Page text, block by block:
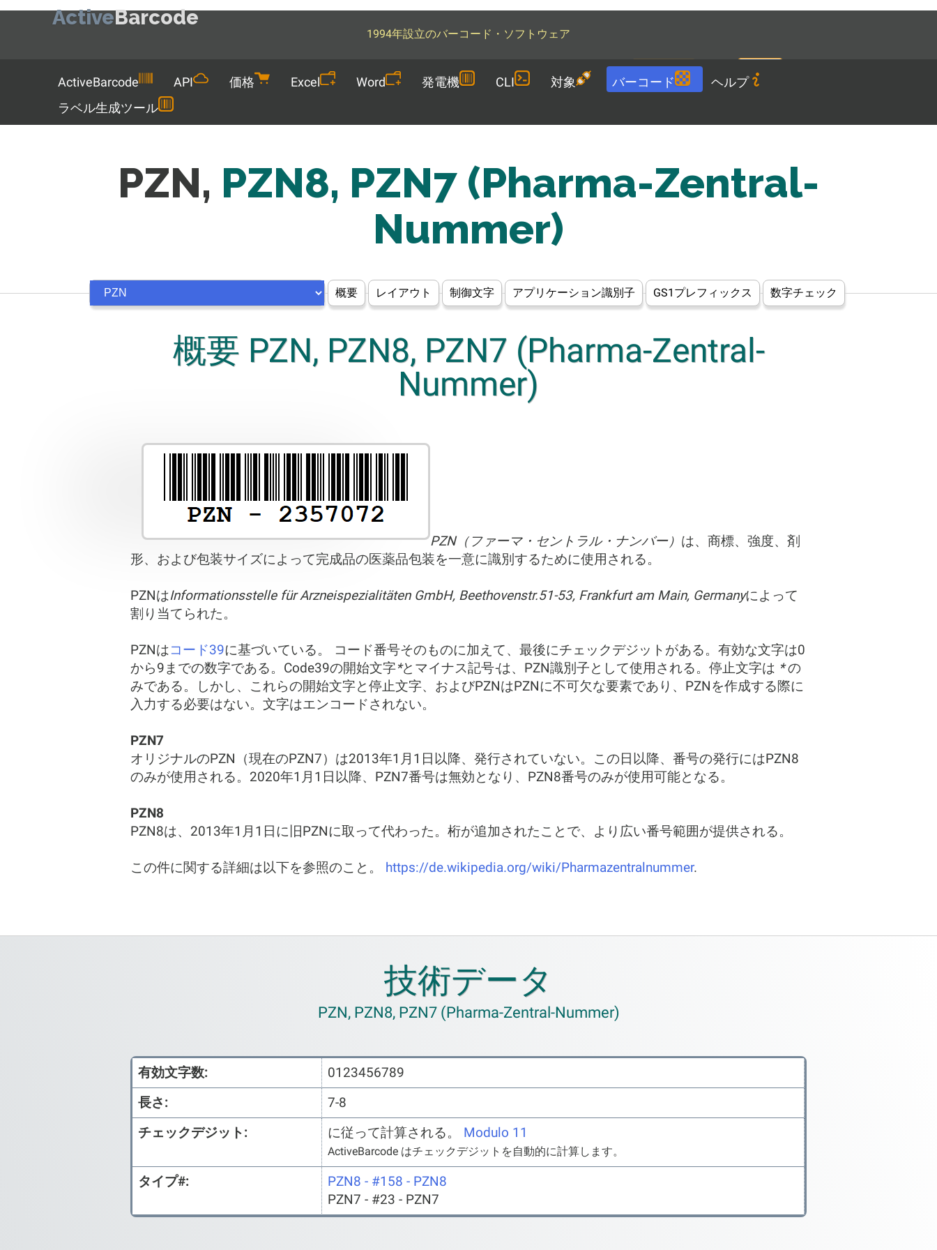
ActiveBarcode
1994年設立のバーコード・ソフトウェア
ActiveBarcode API 価格 Excel Word 発電機 CLI 対象 バーコード
ヘルプ
ラベル生成ツール
PZN, PZN8, PZN7 (Pharma-Zentral-
Nummer)
概要 レイアウト 制御文字 アプリケーション識別子 GS1プレフィックス 数字チェック
概要 PZN, PZN8, PZN7 (Pharma-Zentral-
Nummer)
PZN（ファーマ・セントラル・ナンバー） は、商標、強度、剤
形、および包装サイズによって完成品の医薬品包装を一意に識別するために使用される。
PZNはInformationsstelle für Arzneispezialitäten GmbH, Beethovenstr.51-53, Frankfurt am Main, Germanyによって
割り当てられた。
PZNはコード39に基づいている。 コード番号そのものに加えて、最後にチェックデジットがある。有効な文字は0
から9までの数字である。Code39の開始文字*とマイナス記号-は、PZN識別子として使用される。停止文字は *の
みである。しかし、これらの開始文字と停止文字、およびPZNはPZNに不可欠な要素であり、PZNを作成する際に
入力する必要はない。文字はエンコードされない。
PZN7
オリジナルのPZN（現在のPZN7）は2013年1月1日以降、発行されていない。この日以降、番号の発行にはPZN8
のみが使用される。2020年1月1日以降、PZN7番号は無効となり、PZN8番号のみが使用可能となる。
PZN8
PZN8は、2013年1月1日に旧PZNに取って代わった。桁が追加されたことで、より広い番号範囲が提供される。
この件に関する詳細は以下を参照のこと。 https://de.wikipedia.org/wiki/Pharmazentralnummer.
技術データ
PZN, PZN8, PZN7 (Pharma-Zentral-Nummer)
有効文字数:
0123456789
長さ:
7-8
チェックデジット:
に従って計算される。 Modulo 11
ActiveBarcode はチェックデジットを自動的に計算します。
タイプ#:
PZN8 - #158 - PZN8
PZN7 - #23 - PZN7